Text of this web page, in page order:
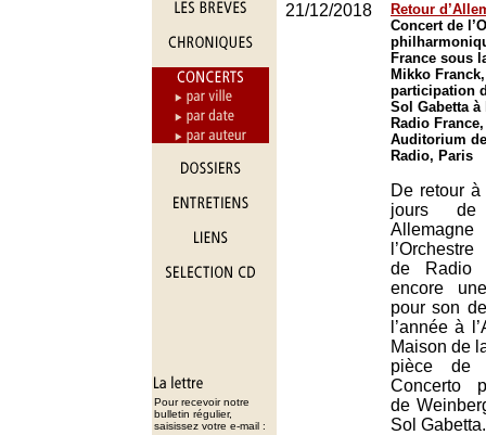
Pour recevoir notre
bulletin régulier,
saisissez votre e-mail :
21/12/2018
Retour
Concert de
France sous
Mikko
participation
Sol Gabetta
Radio
Auditorium
Radio, Paris
De retour
jours
de Radio
encore
pour son
l’année à
Maison de
pièce de
Concerto
de
Sol Gabetta.